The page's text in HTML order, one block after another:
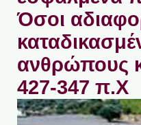
Όσοι
ανθρώπους
427-347 π.Χ